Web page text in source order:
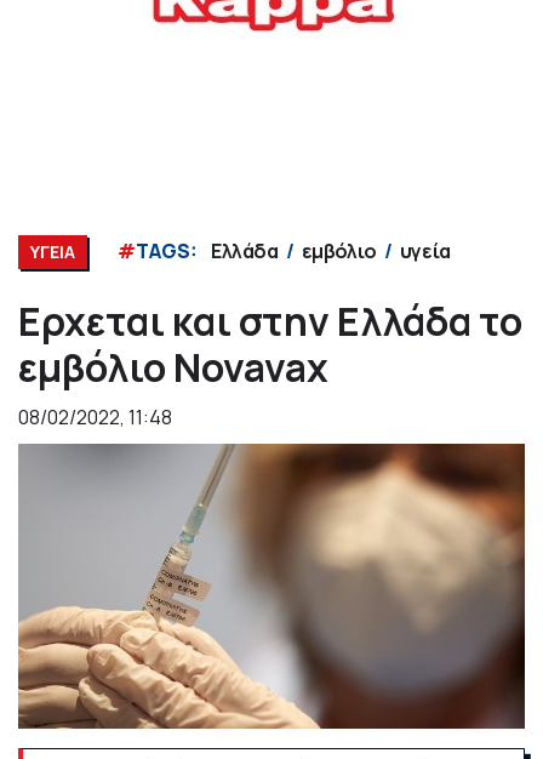
ΥΓΕΙΑ #TAGS: Ελλάδα εμβόλιο υγεία
Ερχεται και στην Ελλάδα το
εμβόλιο Novavax
08/02/2022, 11:48